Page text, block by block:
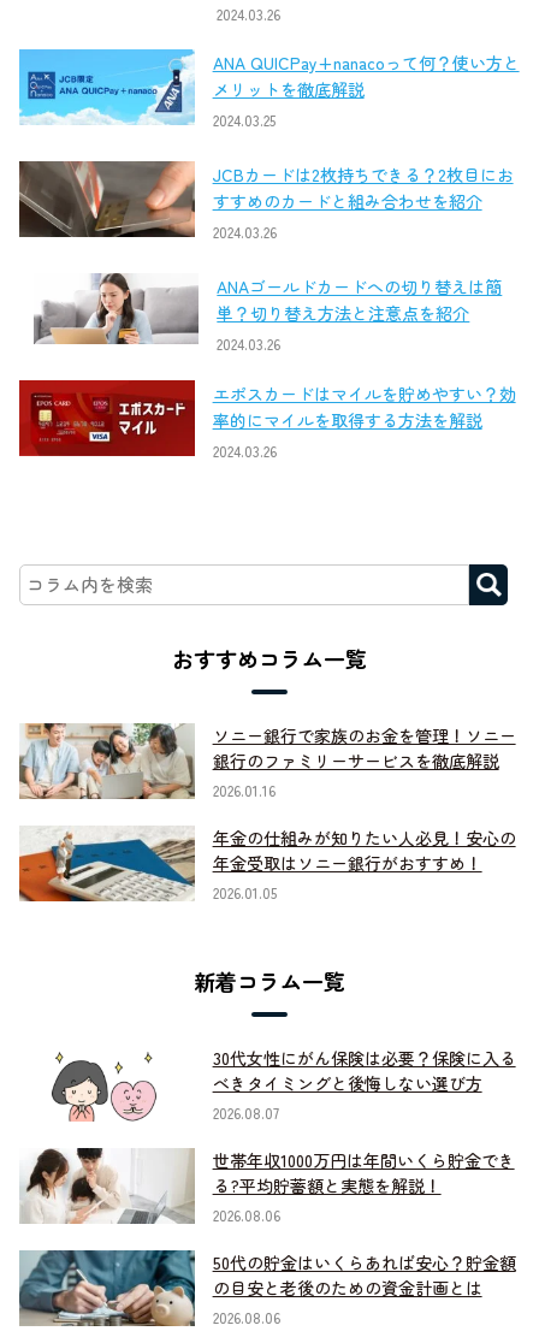
2024.03.26
ANA QUICPay+nanacoって何？使い方と
メリットを徹底解説
2024.03.25
JCBカードは2枚持ちできる？2枚目にお
すすめのカードと組み合わせを紹介
2024.03.26
ANAゴールドカードへの切り替えは簡
単？切り替え方法と注意点を紹介
2024.03.26
エポスカードはマイルを貯めやすい？効
率的にマイルを取得する方法を解説
2024.03.26
おすすめコラム一覧
ソニー銀行で家族のお金を管理！ソニー
銀行のファミリーサービスを徹底解説
2026.01.16
年金の仕組みが知りたい人必見！安心の
年金受取はソニー銀行がおすすめ！
2026.01.05
新着コラム一覧
30代女性にがん保険は必要？保険に入る
べきタイミングと後悔しない選び方
2026.08.07
世帯年収1000万円は年間いくら貯金でき
る?平均貯蓄額と実態を解説！
2026.08.06
50代の貯金はいくらあれば安心？貯金額
の目安と老後のための資金計画とは
2026.08.06